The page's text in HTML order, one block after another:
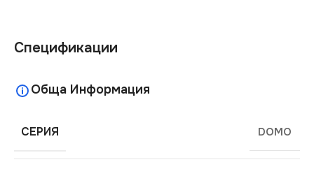
Спецификации
Обща Информация
СЕРИЯ DOMO